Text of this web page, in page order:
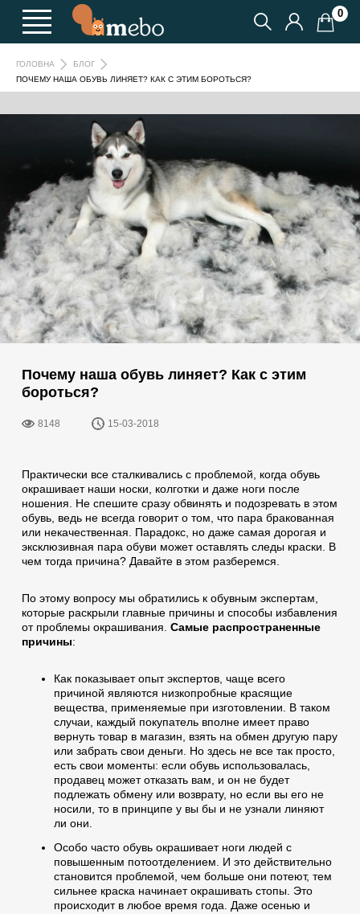
0
ГОЛОВНА
БЛОГ
ПОЧЕМУ НАША ОБУВЬ ЛИНЯЕТ? КАК С ЭТИМ БОРОТЬСЯ?
Почему наша обувь линяет? Как с этим
бороться?
8148 15-03-2018
Практически все сталкивались с проблемой, когда обувь
окрашивает наши носки, колготки и даже ноги после
ношения. Не спешите сразу обвинять и подозревать в этом
обувь, ведь не всегда говорит о том, что пара бракованная
или некачественная. Парадокс, но даже самая дорогая и
эксклюзивная пара обуви может оставлять следы краски. В
чем тогда причина? Давайте в этом разберемся.
По этому вопросу мы обратились к обувным экспертам,
которые раскрыли главные причины и способы избавления
от проблемы окрашивания. Самые распространенные
причины:
Как показывает опыт экспертов, чаще всего
причиной являются низкопробные красящие
вещества, применяемые при изготовлении. В таком
случаи, каждый покупатель вполне имеет право
вернуть товар в магазин, взять на обмен другую пару
или забрать свои деньги. Но здесь не все так просто,
есть свои моменты: если обувь использовалась,
продавец может отказать вам, и он не будет
подлежать обмену или возврату, но если вы его не
носили, то в принципе у вы бы и не узнали линяют
ли они.
Особо часто обувь окрашивает ноги людей с
повышенным потоотделением. И это действительно
становится проблемой, чем больше они потеют, тем
сильнее краска начинает окрашивать стопы. Это
происходит в любое время года. Даже осенью и